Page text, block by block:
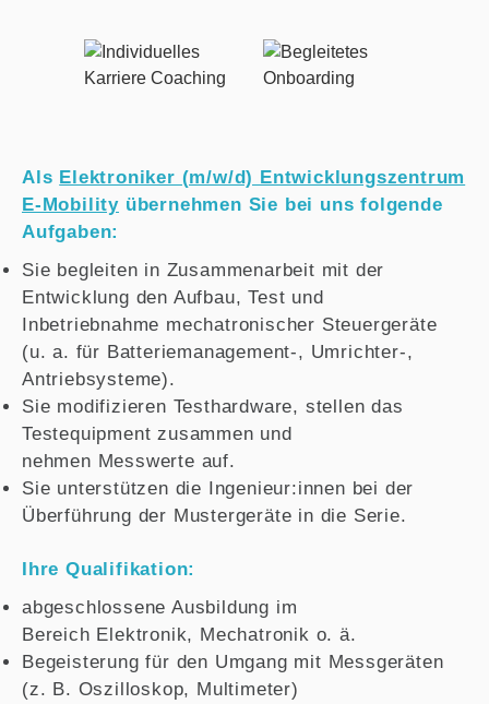
Als Elektroniker (m/w/d) Entwicklungszentrum
E-Mobility übernehmen Sie bei uns folgende
Aufgaben:
Sie begleiten in Zusammenarbeit mit der
Entwicklung den Aufbau, Test und
Inbetriebnahme mechatronischer Steuergeräte
(u. a. für Batteriemanagement-, Umrichter-,
Antriebsysteme).
Sie modifizieren Testhardware, stellen das
Testequipment zusammen und
nehmen Messwerte auf.
Sie unterstützen die Ingenieur:innen bei der
Überführung der Mustergeräte in die Serie.
Ihre Qualifikation:
abgeschlossene Ausbildung im
Bereich Elektronik, Mechatronik o. ä.
Begeisterung für den Umgang mit Messgeräten
(z. B. Oszilloskop, Multimeter)